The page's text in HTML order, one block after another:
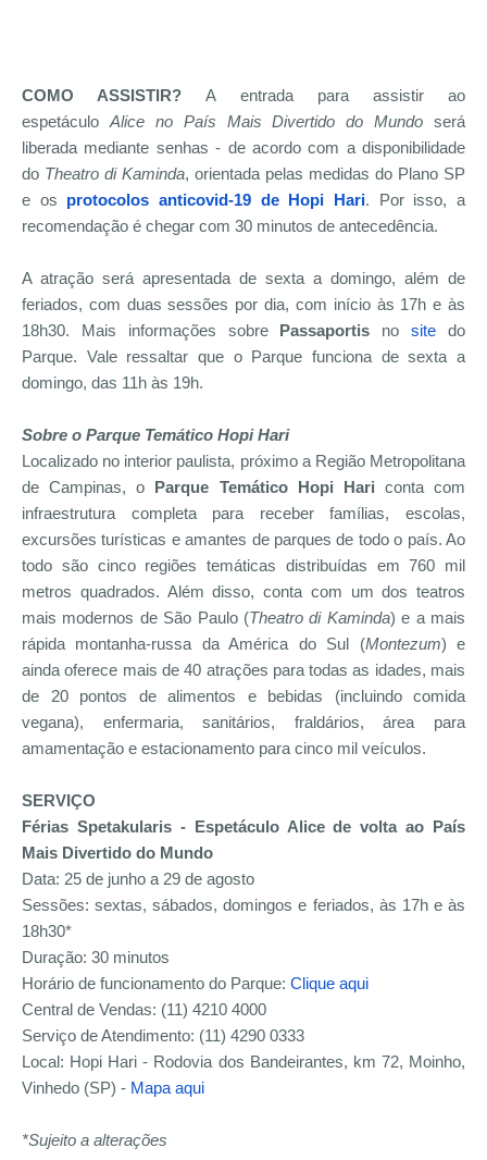
COMO ASSISTIR? A entrada para assistir ao
espetáculo Alice no País Mais Divertido do Mundo será
liberada mediante senhas - de acordo com a disponibilidade
do Theatro di Kaminda, orientada pelas medidas do Plano SP
e os protocolos anticovid-19 de Hopi Hari. Por isso, a
recomendação é chegar com 30 minutos de antecedência.
A atração será apresentada de sexta a domingo, além de
feriados, com duas sessões por dia, com início às 17h e às
18h30. Mais informações sobre
Passaportis nosite do
Parque. Vale ressaltar que o Parque funciona de sexta a
domingo, das 11h às 19h.
Sobre o Parque Temático Hopi Hari
Localizado no interior paulista, próximo a Região Metropolitana
de Campinas, o
Parque Temático Hopi Hari conta com
infraestrutura completa para receber famílias, escolas,
excursões turísticas e amantes de parques de todo o país. Ao
todo são cinco regiões temáticas distribuídas em 760 mil
metros quadrados. Além disso, conta com um dos teatros
mais modernos de São Paulo (Theatro di Kaminda) e a mais
rápida montanha-russa da América do Sul (Montezum) e
ainda oferece mais de 40 atrações para todas as idades, mais
de 20 pontos de alimentos e bebidas (incluindo comida
vegana), enfermaria, sanitários, fraldários, área para
amamentação e estacionamento para cinco mil veículos.
SERVIÇO
Férias Spetakularis - Espetáculo Alice de volta ao País
Mais Divertido do Mundo
Data: 25 de junho a 29 de agosto
Sessões: sextas, sábados, domingos e feriados, às 17h e às
18h30*
Duração: 30 minutos
Horário de funcionamento do Parque: Clique aqui
Central de Vendas: (11) 4210 4000
Serviço de Atendimento: (11) 4290 0333
Local: Hopi Hari - Rodovia dos Bandeirantes, km 72, Moinho,
Vinhedo (SP) - Mapa aqui
*Sujeito a alterações